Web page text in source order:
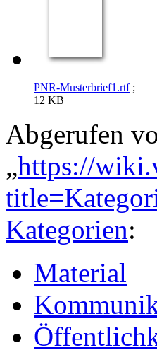
PNR-Musterbrief1.rtf;
12 KB
Abgerufen
„https://
Kategorien:
Material